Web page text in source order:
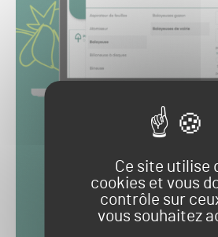
Ce site utilise
cookies et vous
contrôle sur
vous souhaitez